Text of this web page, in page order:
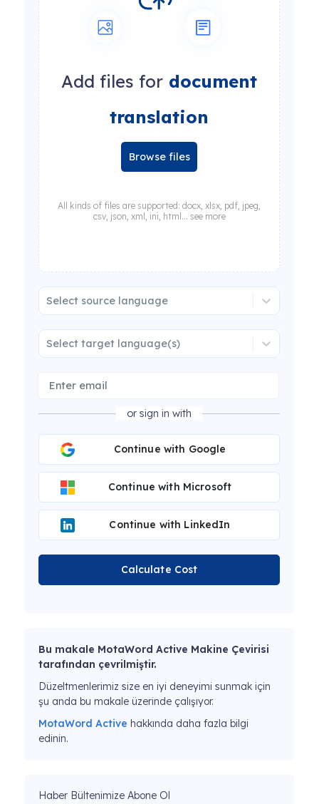
Add files for document
translation
Browse files
All kinds of files are supported: docx, xlsx, pdf, jpeg,
csv, json, xml, ini, html... see more
Select source language
Select target language(s)
or sign in with
Continue with Google
Continue with Microsoft
Continue with LinkedIn
Calculate Cost
Bu makale MotaWord Active Makine Çevirisi
tarafından çevrilmiştir.
Düzeltmenlerimiz size en iyi deneyimi sunmak için
şu anda bu makale üzerinde çalışıyor.
MotaWord Active hakkında daha fazla bilgi
edinin.
Haber Bültenimize Abone Ol